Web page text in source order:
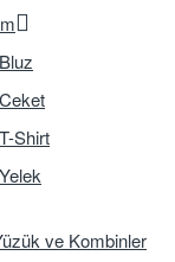
Bluz
Ceket
T-Shirt
Yelek
ve Kombinler